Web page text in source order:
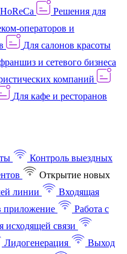
Решения для
операторов и
Для салонов красоты
и сетевого бизнеса
компаний
Для кафе и ресторанов
Контроль выездных
Открытие новых
линии
Входящая
приложение
Работа с
исходящей связи
Лидогенерация
Выход